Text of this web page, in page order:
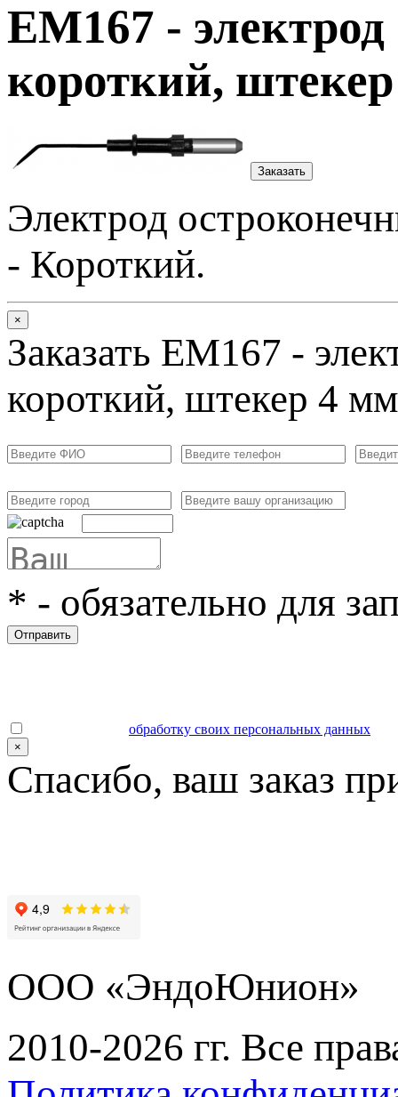
ЕМ167 -
короткий,
Заказать
Электрод
- Короткий.
×
Заказать ЕМ167 -
короткий, штекер 4 мм
* - обязательно для
Отправить
обработку своих персональных данных
×
Спасибо, ваш заказ
ООО «ЭндоЮнион»
2010-2026 гг. Все